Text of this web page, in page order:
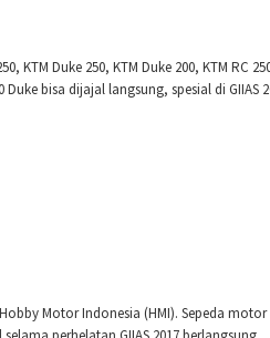
KTM Duke 250, KTM Duke 200, KTM RC
Duke bisa dijajal langsung, spesial di GIIAS
Motor Indonesia (HMI). Sepeda motor